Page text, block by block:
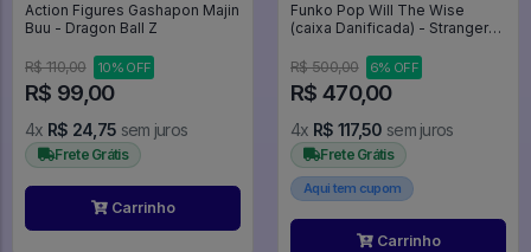
Action Figures Gashapon Majin
Buu - Dragon Ball Z
R$ 110,00 10% OFF
R$ 99,00
4x R$ 24,75 sem juros
Frete Grátis
Carrinho
Funko Pop Will The Wise
(caixa Danificada) - Stranger
R$ 500,00
6% OFF
R$ 470,00
4x R$ 117,50 sem juros
Frete Grátis
Aqui tem cupom
Carrinho